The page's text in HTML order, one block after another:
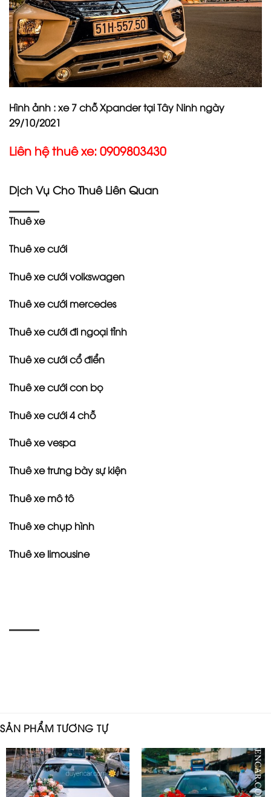
Hình ảnh : xe 7 chỗ Xpander tại Tây Ninh ngày
29/10/2021
Liên hệ thuê xe: 0909803430
Dịch Vụ Cho Thuê Liên Quan
Thuê xe
Thuê xe cưới
Thuê xe cưới volkswagen
Thuê xe cưới mercedes
Thuê xe cưới đi ngoại tỉnh
Thuê xe cưới cổ điển
Thuê xe cưới con bọ
Thuê xe cưới 4 chỗ
Thuê xe vespa
Thuê xe trưng bày sự kiện
Thuê xe mô tô
Thuê xe chụp hình
Thuê xe limousine
SẢN PHẨM TƯƠNG TỰ